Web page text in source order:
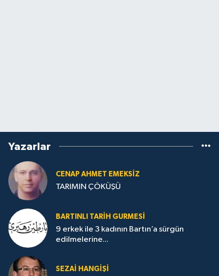
Yazarlar
CENAP AHMET EMEKSİZ
TARIMIN ÇÖKÜŞÜ
BARTINLI TARIH GURMESI
9 erkek ile 3 kadının Bartın’a sürgün
edilmelerine...
SEZAI HANGİŞİ